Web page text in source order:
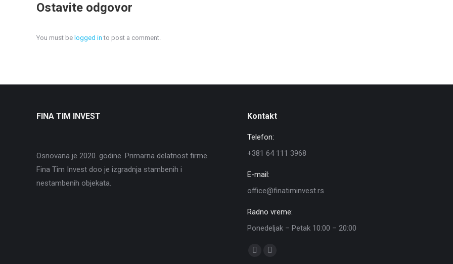
Ostavite odgovor
You must be logged in to post a comment.
FINA TIM INVEST
Osnovana je 2020. godine. Primarna delatnost firme
Fina Tim Invest doo je izgradnja stambenih i
nestambenih objekata.
Kontakt
Telefon:
+381 64 111 3968
E-mail:
office@finatiminvest.rs
Radno vreme:
Ponedeljak – Petak 10:00 – 20:00
Find us on: